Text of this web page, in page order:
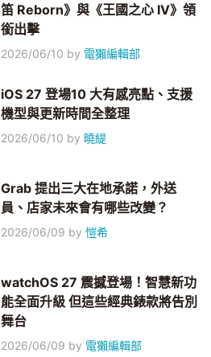
笛 Reborn》與《王國之心 IV》領
銜出擊
2026/06/10 by 電獺編輯部
iOS 27 登場10 大有感亮點、支援
機型與更新時間全整理
2026/06/10 by 曉緹
Grab 提出三大在地承諾，外送
員、店家未來會有哪些改變？
2026/06/09 by愷希
watchOS 27 震撼登場！智慧新功
能全面升級 但這些經典錶款將告別
舞台
2026/06/09 by 電獺編輯部